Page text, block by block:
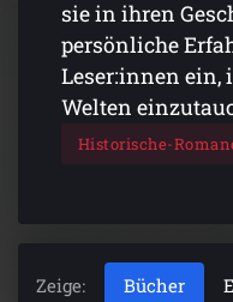
sie in ihren
persönliche
Leser:innen ein,
Welten
Historische-
Zeige: Bücher